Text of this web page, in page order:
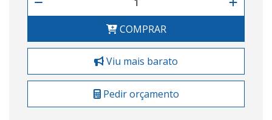
COMPRAR
Viu mais barato
Pedir orçamento